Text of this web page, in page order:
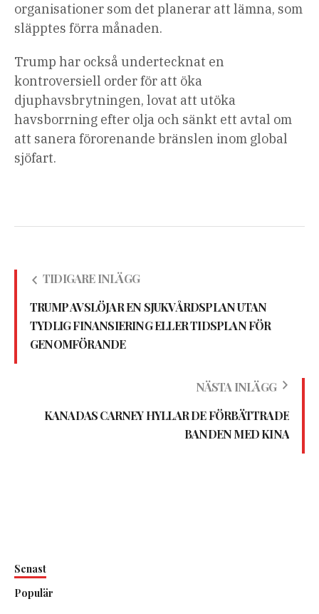
organisationer som det planerar att lämna, som
släpptes förra månaden.
Trump har också undertecknat en
kontroversiell order för att öka
djuphavsbrytningen, lovat att utöka
havsborrning efter olja och sänkt ett avtal om
att sanera förorenande bränslen inom global
sjöfart.
TIDIGARE INLÄGG
TRUMP AVSLÖJAR EN SJUKVÅRDSPLAN UTAN
TYDLIG FINANSIERING ELLER TIDSPLAN FÖR
GENOMFÖRANDE
NÄSTA INLÄGG
KANADAS CARNEY HYLLAR DE FÖRBÄTTRADE
BANDEN MED KINA
Senast
Populär